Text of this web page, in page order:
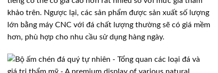
khảo trên. Ngược lại, các sản phẩm được sản xuất số lượng
lớn bằng máy CNC với đá chất lượng thường sẽ có giá mềm
hơn, phù hợp cho nhu cầu sử dụng hàng ngày.